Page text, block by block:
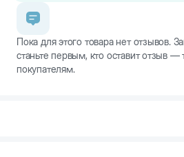
Пока для этого товара нет отзывов.
станьте первым, кто оставит отзыв
покупателям.